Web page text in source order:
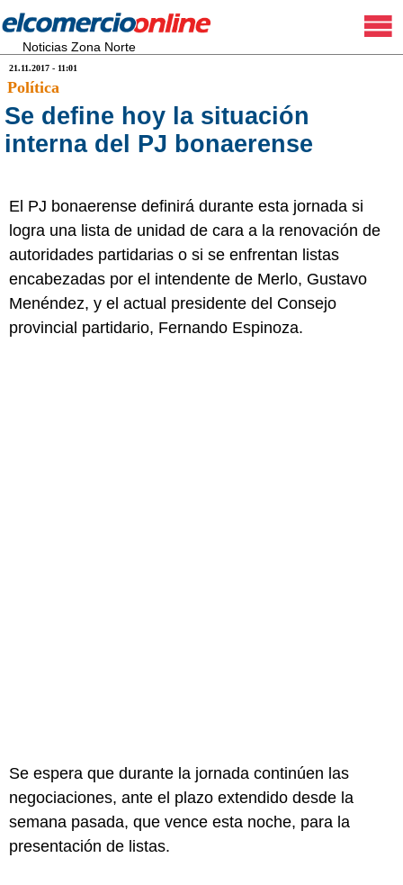
Noticias Zona Norte
21.11.2017 - 11:01
Política
Se define hoy la situación
interna del PJ bonaerense
El PJ bonaerense definirá durante esta jornada si
logra una lista de unidad de cara a la renovación de
autoridades partidarias o si se enfrentan listas
encabezadas por el intendente de Merlo, Gustavo
Menéndez, y el actual presidente del Consejo
provincial partidario, Fernando Espinoza.
Se espera que durante la jornada continúen las
negociaciones, ante el plazo extendido desde la
semana pasada, que vence esta noche, para la
presentación de listas.